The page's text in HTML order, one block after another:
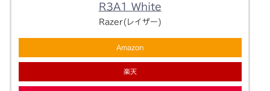
R3A1 White
Razer(レイザー)
Amazon
楽天